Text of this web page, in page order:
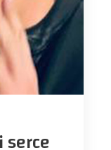
serce